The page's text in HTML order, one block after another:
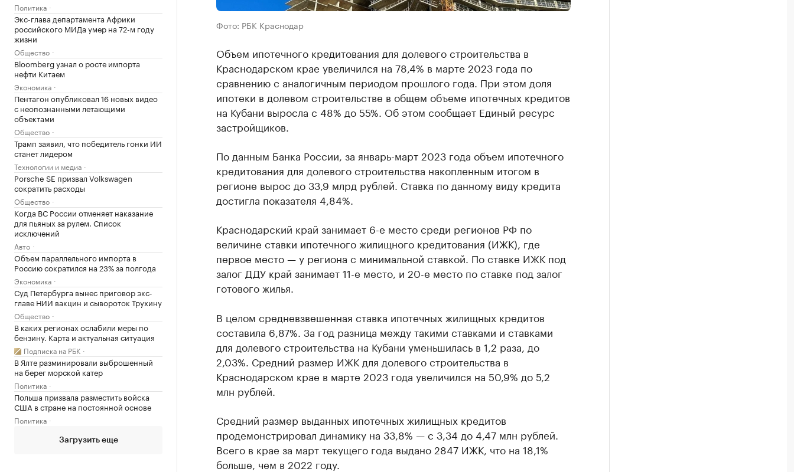
Политика
Экс-глава департамента Африки
российского МИДа умер на 72-м году
жизни
Общество
Bloomberg узнал о росте импорта
нефти Китаем
Экономика
Пентагон опубликовал 16 новых видео
с неопознанными летающими
объектами
Общество
Трамп заявил, что победитель гонки ИИ
станет лидером
Технологии и медиа
Porsche SE призвал Volkswagen
сократить расходы
Общество
Когда ВС России отменяет наказание
для пьяных за рулем. Список
исключений
Авто
Объем параллельного импорта в
Россию сократился на 23% за полгода
Экономика
Суд Петербурга вынес приговор экс-
главе НИИ вакцин и сывороток Трухину
Общество
В каких регионах ослабили меры по
бензину. Карта и актуальная ситуация
Подписка на РБК
В Ялте разминировали выброшенный
на берег морской катер
Политика
Польша призвала разместить войска
США в стране на постоянной основе
Политика
Загрузить еще
Фото: РБК Краснодар
Объем ипотечного кредитования для долевого строительства в
Краснодарском крае увеличился на 78,4% в марте 2023 года по
сравнению с аналогичным периодом прошлого года. При этом доля
ипотеки в долевом строительстве в общем объеме ипотечных кредитов
на Кубани выросла с 48% до 55%. Об этом сообщает Единый ресурс
застройщиков.
По данным Банка России, за январь-март 2023 года объем ипотечного
кредитования для долевого строительства накопленным итогом в
регионе вырос до 33,9 млрд рублей. Ставка по данному виду кредита
достигла показателя 4,84%.
Краснодарский край занимает 6-е место среди регионов РФ по
величине ставки ипотечного жилищного кредитования (ИЖК), где
первое место — у региона с минимальной ставкой. По ставке ИЖК под
залог ДДУ край занимает 11-е место, и 20-е место по ставке под залог
готового жилья.
В целом средневзвешенная ставка ипотечных жилищных кредитов
составила 6,87%. За год разница между такими ставками и ставками
для долевого строительства на Кубани уменьшилась в 1,2 раза, до
2,03%. Средний размер ИЖК для долевого строительства в
Краснодарском крае в марте 2023 года увеличился на 50,9% до 5,2
млн рублей.
Средний размер выданных ипотечных жилищных кредитов
продемонстрировал динамику на 33,8% — c 3,34 до 4,47 млн рублей.
Всего в крае за март текущего года выдано 2847 ИЖК, что на 18,1%
больше, чем в 2022 году.